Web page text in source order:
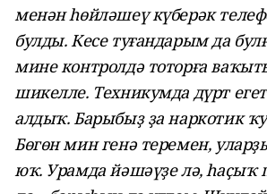
менән һөйләшеү күберәк
булды. Кесе туғандарым да
мине контролдә тоторға
шикелле. Техникумда дүрт
алдыҡ. Барыбыҙ ҙа наркотик
Бөгөн мин генә теремен,
юҡ. Урамда йәшәүҙе лә, һаҫыҡ